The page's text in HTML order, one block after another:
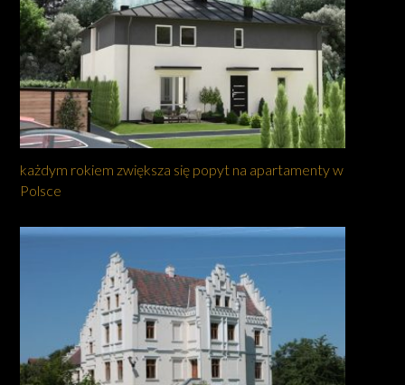
każdym rokiem zwiększa się popyt na apartamenty w
Polsce